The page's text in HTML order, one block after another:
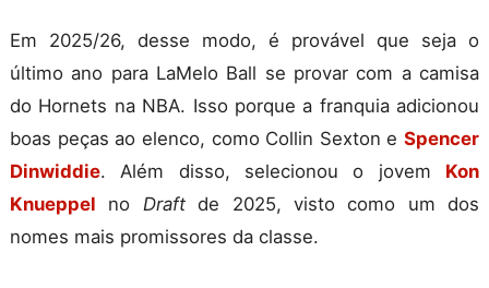
Em 2025/26, desse modo, é provável que seja o
último ano para LaMelo Ball se provar com a camisa
do Hornets na NBA. Isso porque a franquia adicionou
boas peças ao elenco, como Collin Sexton e Spencer
Dinwiddie. Além disso, selecionou o jovem Kon
Knueppel no Draftde 2025, visto como um dos
nomes mais promissores da classe.